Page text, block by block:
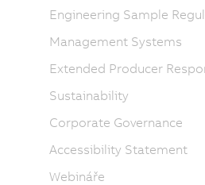
Engineering Sample
Management Systems
Extended Producer
Sustainability
Corporate Governance
Accessibility Statement
Webináře